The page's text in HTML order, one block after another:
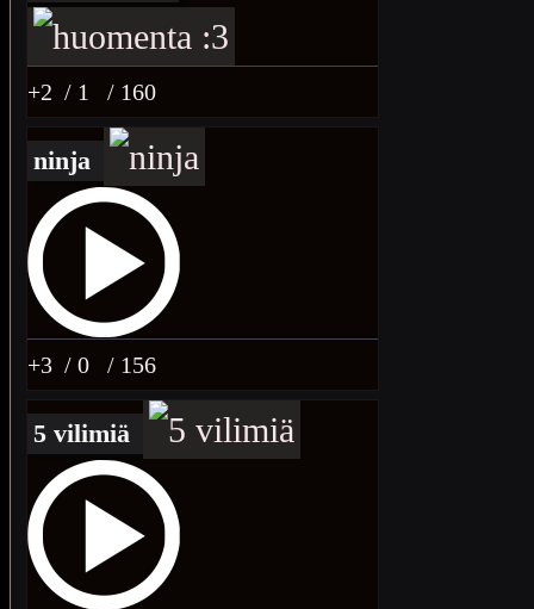
+2 / 1 / 160
ninja
+3 / 0 / 156
5 vilimiä